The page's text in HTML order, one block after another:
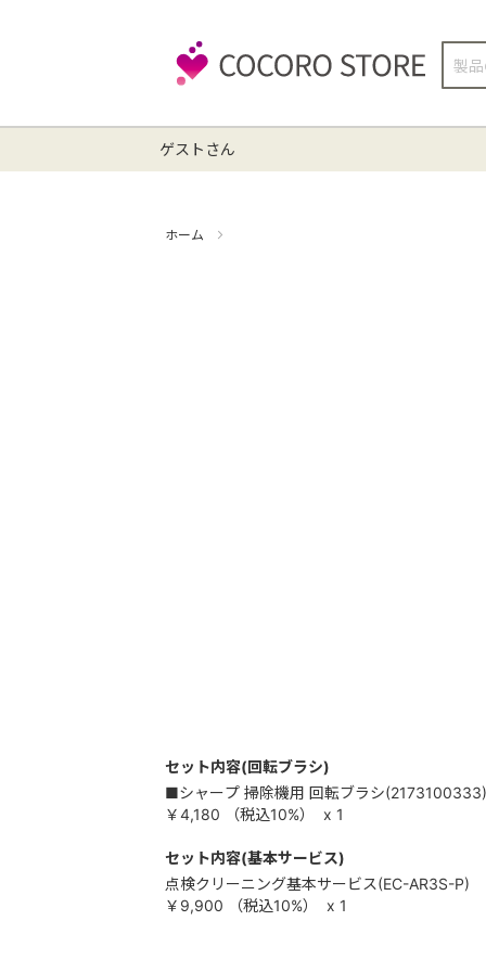
検
ゲストさん
ホーム
セット内容(回転ブラシ)
■シャープ 掃除機用 回転ブラシ(2173100333)
￥4,180
（税込10%） x 1
セット内容(基本サービス)
点検クリーニング基本サービス(EC-AR3S-P)
￥9,900
（税込10%） x 1